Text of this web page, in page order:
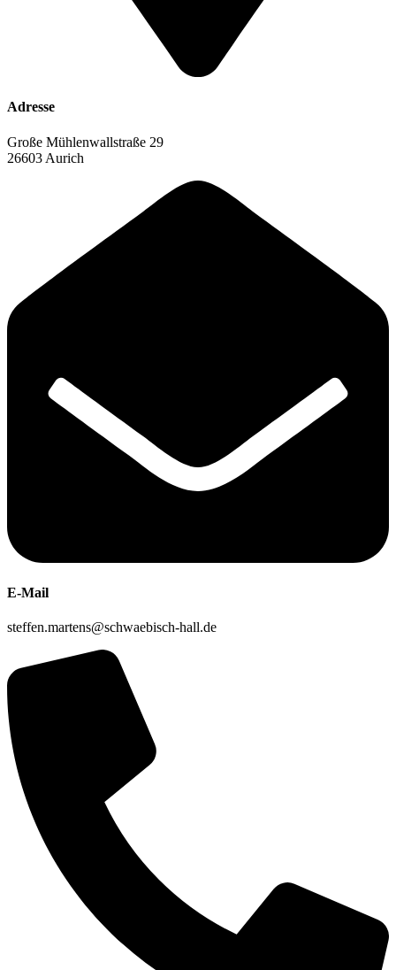
Adresse
Große Mühlenwallstraße 29
26603 Aurich
E-Mail
steffen.martens@schwaebisch-hall.de